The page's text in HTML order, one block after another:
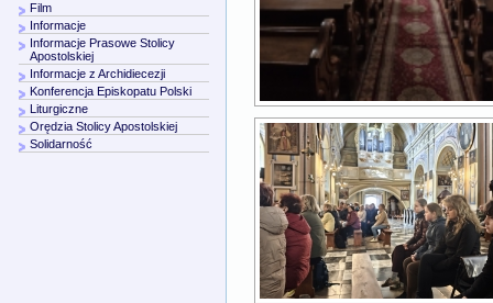
Film
Informacje
Informacje Prasowe Stolicy
Apostolskiej
Informacje z Archidiecezji
Konferencja Episkopatu Polski
Liturgiczne
Orędzia Stolicy Apostolskiej
Solidarność